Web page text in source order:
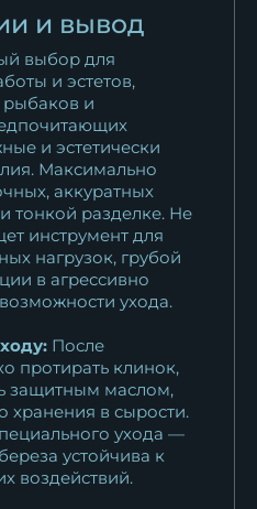
и вывод
выбор для
и эстетов,
рыбаков и
и эстетически
Максимально
аккуратных
тонкой разделке. Не
инструмент для
нагрузок, грубой
в агрессивно
ухода.
После
протирать клинок,
защитным маслом,
хранения в сырости.
ухода —
устойчива к
воздействий.